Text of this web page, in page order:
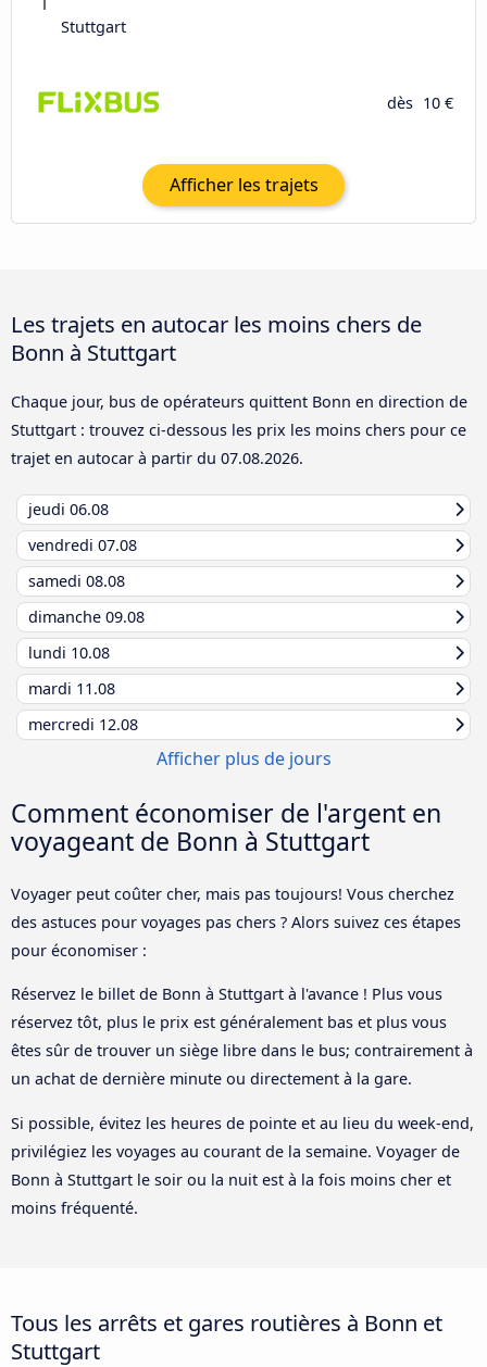
Stuttgart
dès 10 €
Afficher les trajets
Les trajets en autocar les moins chers de
Bonn à Stuttgart
Chaque jour, bus de opérateurs quittent Bonn en direction de
Stuttgart : trouvez ci-dessous les prix les moins chers pour ce
trajet en autocar à partir du 07.08.2026.
jeudi 06.08
vendredi 07.08
samedi 08.08
dimanche 09.08
lundi 10.08
mardi 11.08
mercredi 12.08
Afficher plus de jours
Comment économiser de l'argent en
voyageant de Bonn à Stuttgart
Voyager peut coûter cher, mais pas toujours! Vous cherchez
des astuces pour voyages pas chers ? Alors suivez ces étapes
pour économiser :
Réservez le billet de Bonn à Stuttgart à l'avance ! Plus vous
réservez tôt, plus le prix est généralement bas et plus vous
êtes sûr de trouver un siège libre dans le bus; contrairement à
un achat de dernière minute ou directement à la gare.
Si possible, évitez les heures de pointe et au lieu du week-end,
privilégiez les voyages au courant de la semaine. Voyager de
Bonn à Stuttgart le soir ou la nuit est à la fois moins cher et
moins fréquenté.
Tous les arrêts et gares routières à Bonn et
Stuttgart